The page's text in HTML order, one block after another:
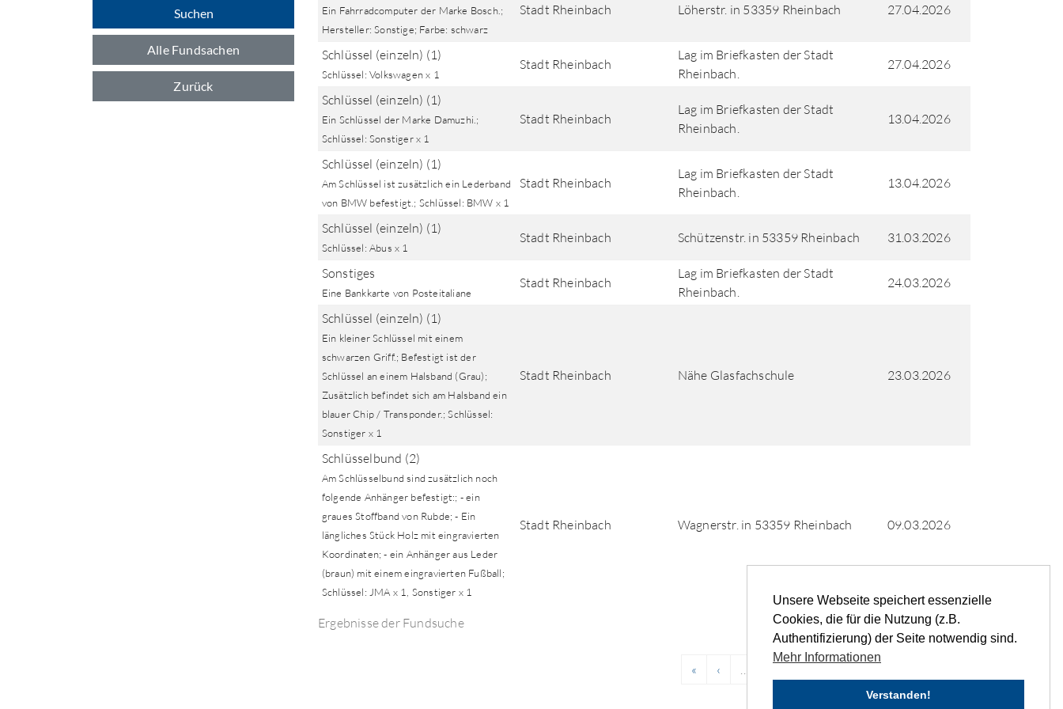
Unsere Webseite speichert essenzielle
Cookies, die für die Nutzung (z.B.
Authentifizierung) der Seite notwendig sind.
Mehr Informationen
Verstanden!
Suchen
Alle Fundsachen
Zurück
Ergebnisse der Fundsuche
Ein Fahrradcomputer der Marke Bosch.;
Hersteller: Sonstige; Farbe: schwarz
Stadt Rheinbach Löherstr. in 53359 Rheinbach 27.04.2026
Schlüssel (einzeln) (1)
Schlüssel: Volkswagen x 1
Stadt Rheinbach
Lag im Briefkasten der Stadt
Rheinbach.
27.04.2026
Schlüssel (einzeln) (1)
Ein Schlüssel der Marke Damuzhi.;
Schlüssel: Sonstiger x 1
Stadt Rheinbach
Lag im Briefkasten der Stadt
Rheinbach.
13.04.2026
Schlüssel (einzeln) (1)
Am Schlüssel ist zusätzlich ein Lederband
von BMW befestigt.; Schlüssel: BMW x 1
Stadt Rheinbach
Lag im Briefkasten der Stadt
Rheinbach.
13.04.2026
Schlüssel (einzeln) (1)
Schlüssel: Abus x 1
Stadt Rheinbach Schützenstr. in 53359 Rheinbach 31.03.2026
Sonstiges
Eine Bankkarte von Posteitaliane
Stadt Rheinbach
Lag im Briefkasten der Stadt
Rheinbach.
24.03.2026
Schlüssel (einzeln) (1)
Ein kleiner Schlüssel mit einem
schwarzen Griff.; Befestigt ist der
Schlüssel an einem Halsband (Grau);
Zusätzlich befindet sich am Halsband ein
blauer Chip / Transponder.; Schlüssel:
Sonstiger x 1
Stadt Rheinbach Nähe Glasfachschule 23.03.2026
Schlüsselbund (2)
Am Schlüsselbund sind zusätzlich noch
folgende Anhänger befestigt:; - ein
graues Stoffband von Rubde; - Ein
längliches Stück Holz mit eingravierten
Koordinaten; - ein Anhänger aus Leder
(braun) mit einem eingravierten Fußball;
Schlüssel: JMA x 1, Sonstiger x 1
Stadt Rheinbach Wagnerstr. in 53359 Rheinbach 09.03.2026
« ‹ ...